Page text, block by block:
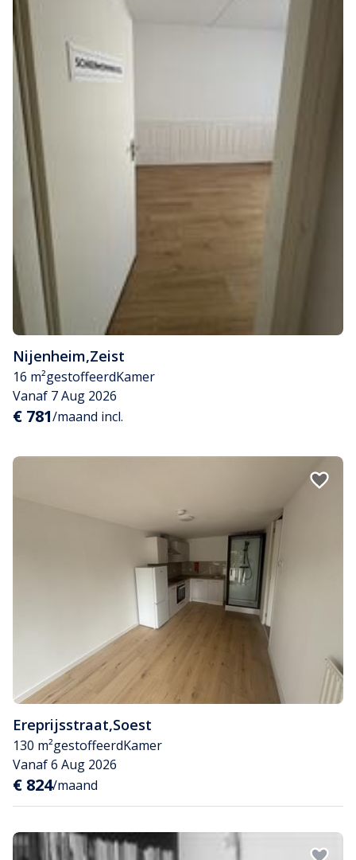
Nijenheim,Zeist
16 m²gestoffeerdKamer
Vanaf 7 Aug 2026
€ 781/maand incl.
Ereprijsstraat,Soest
130 m²gestoffeerdKamer
Vanaf 6 Aug 2026
€ 824/maand